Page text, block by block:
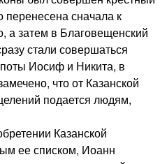
перенесена сначала к
а затем в Благовещенский
стали совершаться
Иосиф и Никита, в
что от Казанской
подается людям,
Казанской
ее списком, Иоанн